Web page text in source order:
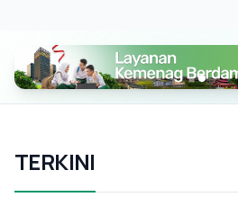
TERKINI